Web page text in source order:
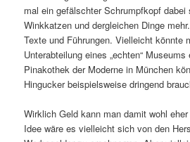
mal ein gefälschter Schrumpfkopf
Winkkatzen und dergleichen Dinge
Texte und Führungen. Vielleicht könnte
Unterabteilung eines „echten“
Pinakothek der Moderne in München
Hingucker beispielsweise dringend
Wirklich Geld kann man damit wohl
Idee wäre es vielleicht sich von den